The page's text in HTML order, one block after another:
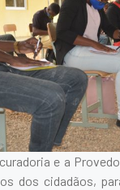
e a
dos cidadãos,